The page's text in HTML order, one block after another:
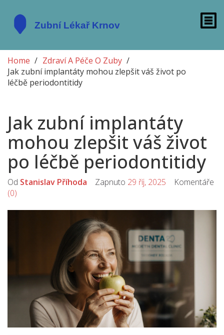
Home
Zdraví A Péče O Zuby
Jak zubní implantáty mohou zlepšit váš život po
léčbě periodontitidy
Jak zubní implantáty
mohou zlepšit váš život
po léčbě periodontitidy
Od Stanislav Příhoda Zapnuto 29 říj, 2025 Komentáře
(0)